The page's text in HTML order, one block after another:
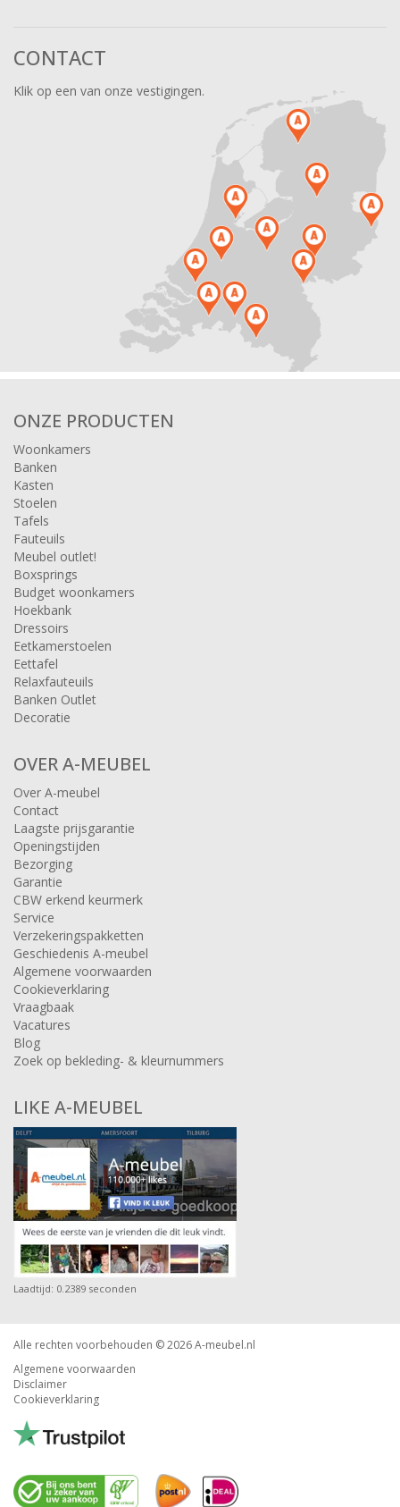
CONTACT
Klik op een van onze vestigingen.
ONZE PRODUCTEN
Woonkamers
Banken
Kasten
Stoelen
Tafels
Fauteuils
Meubel outlet!
Boxsprings
Budget woonkamers
Hoekbank
Dressoirs
Eetkamerstoelen
Eettafel
Relaxfauteuils
Banken Outlet
Decoratie
OVER A-MEUBEL
Over A-meubel
Contact
Laagste prijsgarantie
Openingstijden
Bezorging
Garantie
CBW erkend keurmerk
Service
Verzekeringspakketten
Geschiedenis A-meubel
Algemene voorwaarden
Cookieverklaring
Vraagbaak
Vacatures
Blog
Zoek op bekleding- & kleurnummers
LIKE A-MEUBEL
Laadtijd: 0.2389 seconden
Alle rechten voorbehouden © 2026A-meubel.nl
Algemene voorwaarden
Disclaimer
Cookieverklaring